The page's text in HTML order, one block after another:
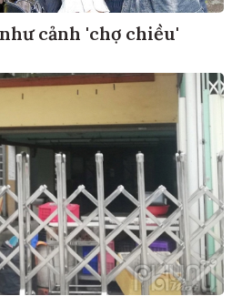
cảnh 'chợ chiều'